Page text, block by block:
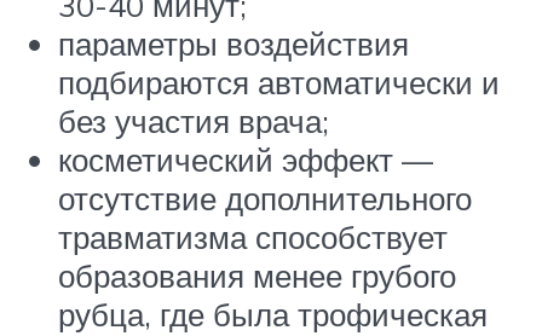
параметры воздействия
подбираются автоматически и
без участия врача;
косметический эффект —
отсутствие дополнительного
травматизма способствует
образования менее грубого
рубца, где была трофическая